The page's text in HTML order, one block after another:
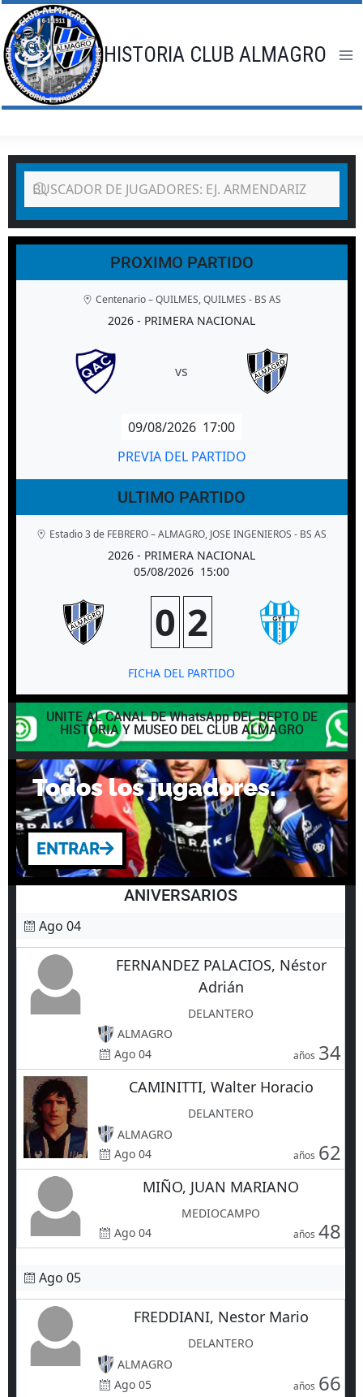
HISTORIA CLUB ALMAGRO
PROXIMO PARTIDO
Centenario – QUILMES, QUILMES - BS AS
2026 - PRIMERA NACIONAL
vs
09/08/2026 17:00
PREVIA DEL PARTIDO
ULTIMO PARTIDO
Estadio 3 de FEBRERO – ALMAGRO, JOSE INGENIEROS - BS AS
2026 - PRIMERA NACIONAL
05/08/2026 15:00
0 2
FICHA DEL PARTIDO
UNITE AL CANAL DE WhatsApp DEL DEPTO DE
HISTORIA Y MUSEO DEL CLUB ALMAGRO
Todos los jugadores.
ENTRAR
ANIVERSARIOS
Ago 04
FERNANDEZ PALACIOS, Néstor
Adrián
DELANTERO
ALMAGRO
Ago 04
años 34
CAMINITTI, Walter Horacio
DELANTERO
ALMAGRO
Ago 04
años 62
MIÑO, JUAN MARIANO
MEDIOCAMPO
Ago 04
años 48
Ago 05
FREDDIANI, Nestor Mario
DELANTERO
ALMAGRO
Ago 05
años 66